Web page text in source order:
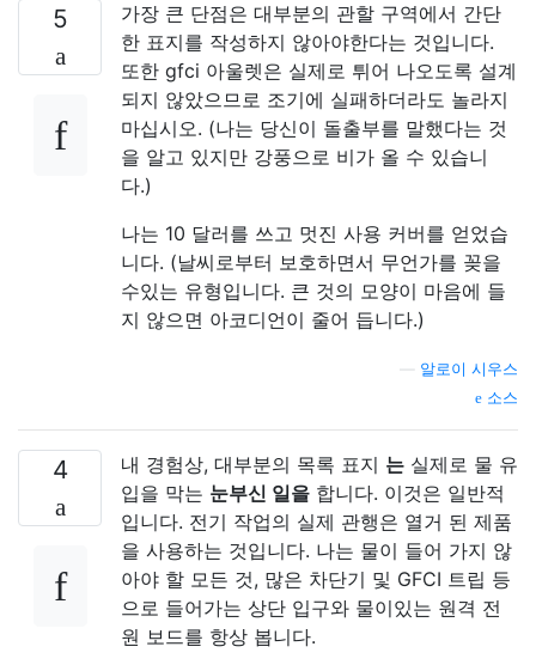
5
가장 큰 단점은 대부분의 관할 구역에서 간단
한 표지를 작성하지 않아야한다는 것입니다.
또한 gfci 아울렛은 실제로 튀어 나오도록 설계
되지 않았으므로 조기에 실패하더라도 놀라지
마십시오. (나는 당신이 돌출부를 말했다는 것
을 알고 있지만 강풍으로 비가 올 수 있습니
다.)
나는 10 달러를 쓰고 멋진 사용 커버를 얻었습
니다. (날씨로부터 보호하면서 무언가를 꽂을
수있는 유형입니다. 큰 것의 모양이 마음에 들
지 않으면 아코디언이 줄어 듭니다.)
알로이 시우스
소스
4 내 경험상, 대부분의 목록 표지 는 실제로 물 유
입을 막는 눈부신 일을 합니다. 이것은 일반적
입니다. 전기 작업의 실제 관행은 열거 된 제품
을 사용하는 것입니다. 나는 물이 들어 가지 않
아야 할 모든 것, 많은 차단기 및 GFCI 트립 등
으로 들어가는 상단 입구와 물이있는 원격 전
원 보드를 항상 봅니다.